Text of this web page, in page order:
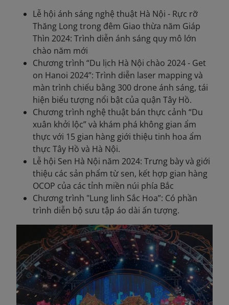
Lễ hội ánh sáng nghệ thuật Hà Nội - Rực rỡ
Thăng Long trong đêm Giao thừa năm Giáp
Thìn 2024: Trình diễn ánh sáng quy mô lớn
chào năm mới
Chương trình “Du lịch Hà Nội chào 2024 - Get
on Hanoi 2024”: Trình diễn laser mapping và
màn trình chiếu bằng 300 drone ánh sáng, tái
hiện biểu tượng nổi bật của quận Tây Hồ.
Chương trình nghệ thuật bán thực cảnh “Du
xuân khởi lộc” và khám phá không gian ẩm
thực với 15 gian hàng giới thiệu tinh hoa ẩm
thực Tây Hồ và Hà Nội.
Lễ hội Sen Hà Nội năm 2024: Trưng bày và giới
thiệu các sản phẩm từ sen, kết hợp gian hàng
OCOP của các tỉnh miền núi phía Bắc
Chương trình "Lung linh Sắc Hoa”: Có phần
trình diễn bộ sưu tập áo dài ấn tượng.